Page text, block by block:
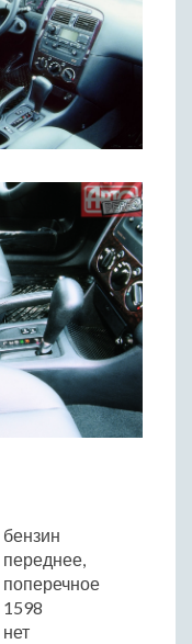
бензин
переднее,
поперечное
1598
нет